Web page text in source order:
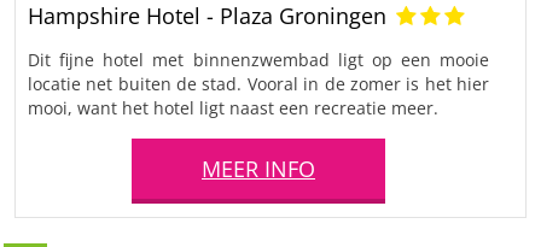
Hampshire Hotel - Plaza Groningen
Dit fijne hotel met binnenzwembad ligt op een mooie
locatie net buiten de stad. Vooral in de zomer is het hier
mooi, want het hotel ligt naast een recreatie meer.
MEER INFO